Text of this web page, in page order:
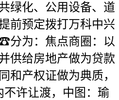
绿化、公用设备、道
前预定拨打万科中兴
分为：焦点商圈：以
供给房地产做为贷款
和产权证做为典质，
不许让渡，中图：瑜